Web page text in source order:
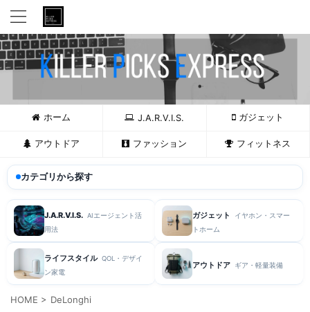
ホーム J.A.R.V.I.S. ガジェット
アウトドア ファッション フィットネス
カテゴリから探す
J.A.R.V.I.S. AIエージェント活
用法
ガジェット
イヤホン・スマー
トホーム
ライフスタイル QOL・デザイ
ン家電
アウトドア ギア・軽量装備
HOME > DeLonghi